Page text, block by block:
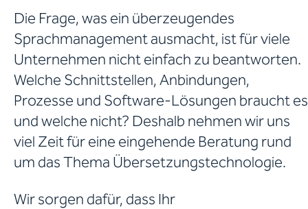
Die Frage, was ein überzeugendes
Sprachmanagement ausmacht, ist für viele
Unternehmen nicht einfach zu beantworten.
Welche Schnittstellen, Anbindungen,
Prozesse und Software-Lösungen braucht es
und welche nicht? Deshalb nehmen wir uns
viel Zeit für eine eingehende Beratung rund
um das Thema Übersetzungstechnologie.
Wir sorgen dafür, dass Ihr